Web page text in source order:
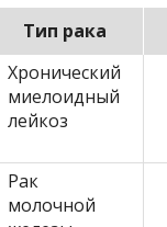
Тип рака
Хронический
миелоидный
лейкоз
Рак
молочной